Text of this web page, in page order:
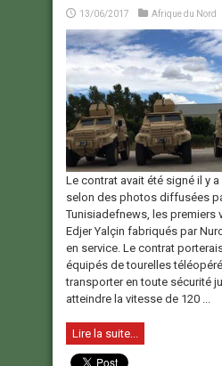
13/06/2017 Afrique du Nord
Le contrat avait été signé il y
selon des photos diffusées
Tunisiadefnews, les premiers
Edjer Yalçin fabriqués par
en service. Le contrat
équipés de tourelles
transporter en toute sécurité
atteindre la vitesse de 120 ...
Lire la suite...